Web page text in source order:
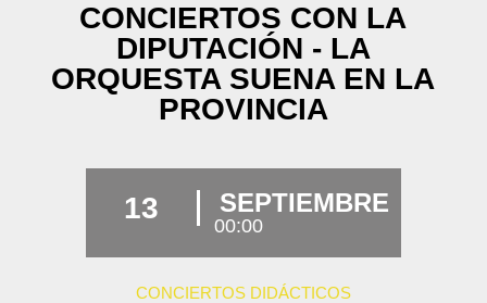
CONCIERTOS CON LA
DIPUTACIÓN - LA
ORQUESTA SUENA EN LA
PROVINCIA
13 SEPTIEMBRE
00:00
CONCIERTOS DIDÁCTICOS